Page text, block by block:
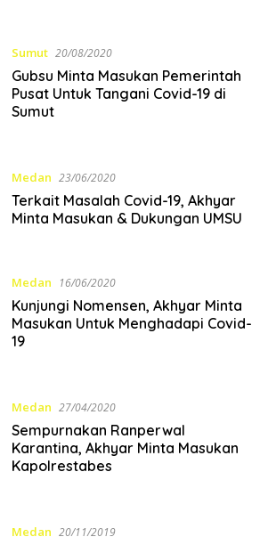
Sumut 20/08/2020
Gubsu Minta Masukan Pemerintah
Pusat Untuk Tangani Covid-19 di
Sumut
Medan 23/06/2020
Terkait Masalah Covid-19, Akhyar
Minta Masukan & Dukungan UMSU
Medan 16/06/2020
Kunjungi Nomensen, Akhyar Minta
Masukan Untuk Menghadapi Covid-
19
Medan 27/04/2020
Sempurnakan Ranperwal
Karantina, Akhyar Minta Masukan
Kapolrestabes
Medan 20/11/2019